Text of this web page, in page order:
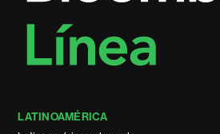
LATINOAMÉRICA